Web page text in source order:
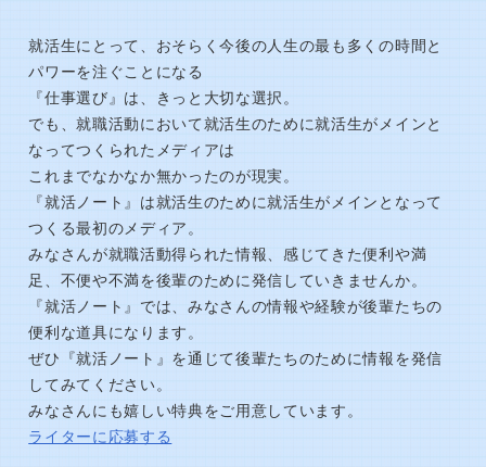
就活生にとって、おそらく今後の人生の最も多くの時間と
パワーを注ぐことになる
『仕事選び』は、きっと大切な選択。
でも、就職活動において就活生のために就活生がメインと
なってつくられたメディアは
これまでなかなか無かったのが現実。
『就活ノート』は就活生のために就活生がメインとなって
つくる最初のメディア。
みなさんが就職活動得られた情報、感じてきた便利や満
足、不便や不満を後輩のために発信していきませんか。
『就活ノート』では、みなさんの情報や経験が後輩たちの
便利な道具になります。
ぜひ『就活ノート』を通じて後輩たちのために情報を発信
してみてください。
みなさんにも嬉しい特典をご用意しています。
ライターに応募する